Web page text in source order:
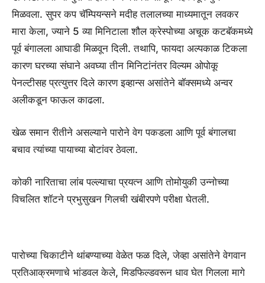
मिळवला. सुपर कप चॅम्पियन्सने मदीह तलालच्या माध्यमातून लवकर
मारा केला, ज्याने 5 व्या मिनिटाला शौल क्रेस्पोच्या अचूक कटबॅकमध्ये
पूर्व बंगालला आघाडी मिळवून दिली. तथापि, फायदा अल्पकाळ टिकला
कारण घरच्या संघाने अवघ्या तीन मिनिटांनंतर विल्यम ओपोकू
पेनल्टीसह प्रत्युत्तर दिले कारण इव्हान्स असांतेने बॉक्समध्ये अन्वर
अलीकडून फाऊल काढला.
खेळ समान रीतीने असल्याने पारोने वेग पकडला आणि पूर्व बंगालचा
बचाव त्यांच्या पायाच्या बोटांवर ठेवला.
कोकी नारिताचा लांब पल्ल्याचा प्रयत्न आणि तोमोयुकी उन्नोच्या
विचलित शॉटने प्रभुसुखन गिलची खंबीरपणे परीक्षा घेतली.
पारोच्या चिकाटीने थांबण्याच्या वेळेत फळ दिले, जेव्हा असांतेने वेगवान
प्रतिआक्रमणाचे भांडवल केले, मिडफिल्डवरून धाव घेत गिलला मागे